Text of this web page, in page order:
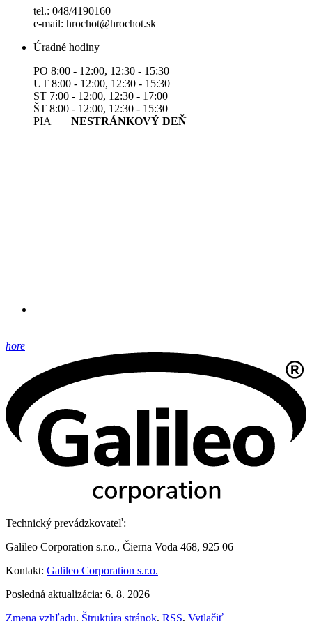
tel.: 048/4190160
e-mail: hrochot@hrochot.sk
Úradné hodiny
PO 8:00 - 12:00, 12:30 - 15:30
UT 8:00 - 12:00, 12:30 - 15:30
ST 7:00 - 12:00, 12:30 - 17:00
ŠT 8:00 - 12:00, 12:30 - 15:30
PIA NESTRÁNKOVÝ DEŇ
hore
Technický prevádzkovateľ:
Galileo Corporation s.r.o., Čierna Voda 468, 925 06
Kontakt: Galileo Corporation s.r.o.
Posledná aktualizácia: 6. 8. 2026
Zmena vzhľadu, Štruktúra stránok, RSS, Vytlačiť